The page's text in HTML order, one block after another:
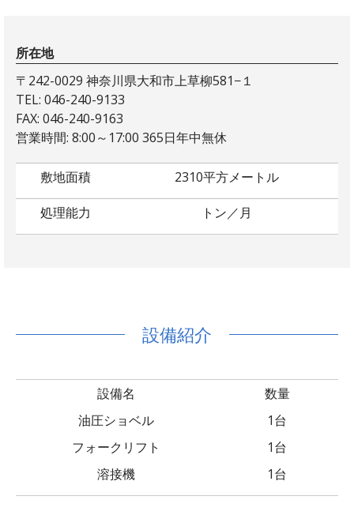
所在地
〒242-0029 神奈川県大和市上草柳581−１
TEL: 046-240-9133
FAX: 046-240-9163
営業時間: 8:00～17:00 365日年中無休
敷地面積 2310平方メートル
処理能力 トン／月
設備紹介
設備名
油圧ショベル
フォークリフト
溶接機
数量
1台
1台
1台